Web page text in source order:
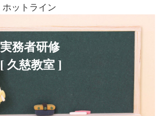
ホットライン
実務者研修
[ 久慈教室 ]